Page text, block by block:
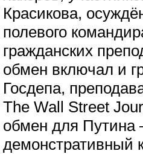
Красикова,
полевого
гражданских
обмен включал и
Госдепа,
The Wall Street
обмен для Путина
демонстративный